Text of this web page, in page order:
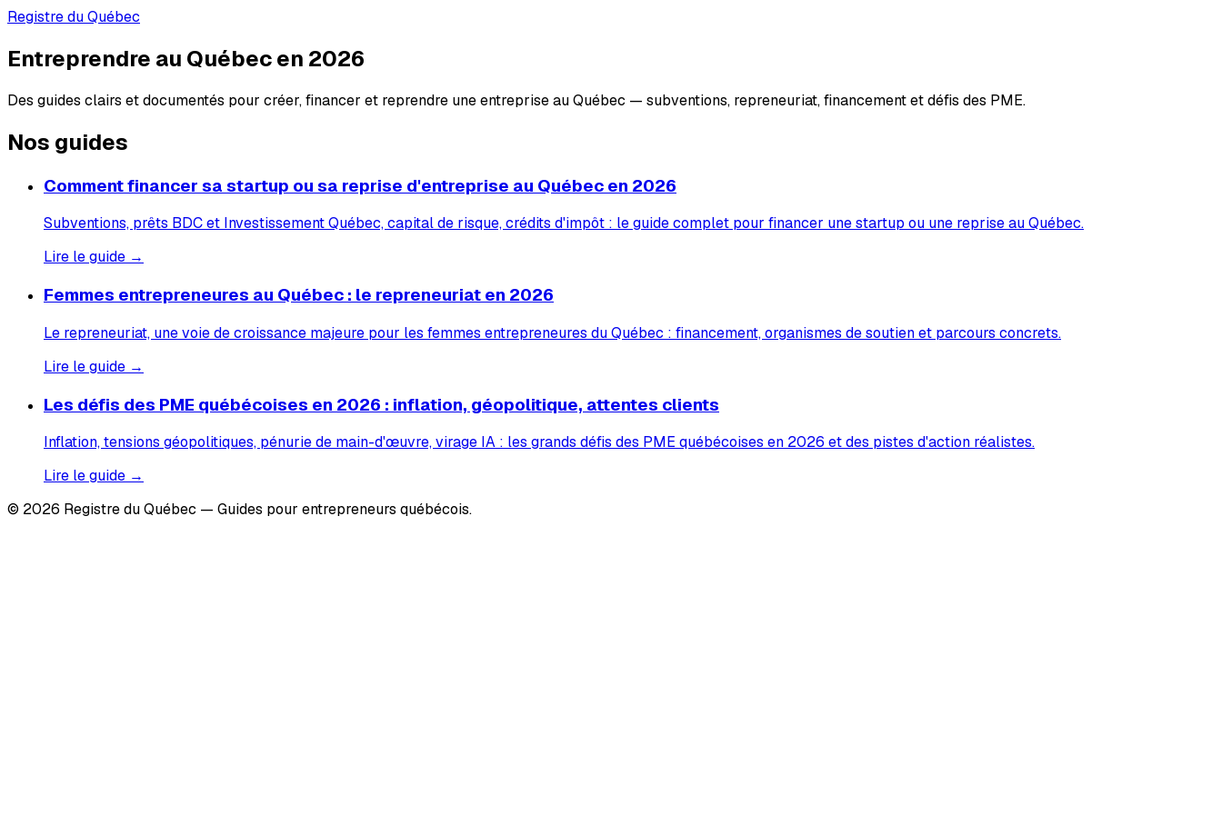
Registre du Québec
Entreprendre au Québec en 2026
Des guides clairs et documentés pour créer, financer et reprendre une entreprise au Québec — subventions, repreneuriat, financement et défis des PME.
Nos guides
Comment financer sa startup ou sa reprise d'entreprise au Québec en 2026
Subventions, prêts BDC et Investissement Québec, capital de risque, crédits d'impôt : le guide complet pour financer une startup ou une reprise au Québec.
Lire le guide →
Femmes entrepreneures au Québec : le repreneuriat en 2026
Le repreneuriat, une voie de croissance majeure pour les femmes entrepreneures du Québec : financement, organismes de soutien et parcours concrets.
Lire le guide →
Les défis des PME québécoises en 2026 : inflation, géopolitique, attentes clients
Inflation, tensions géopolitiques, pénurie de main-d'œuvre, virage IA : les grands défis des PME québécoises en 2026 et des pistes d'action réalistes.
Lire le guide →
© 2026 Registre du Québec — Guides pour entrepreneurs québécois.